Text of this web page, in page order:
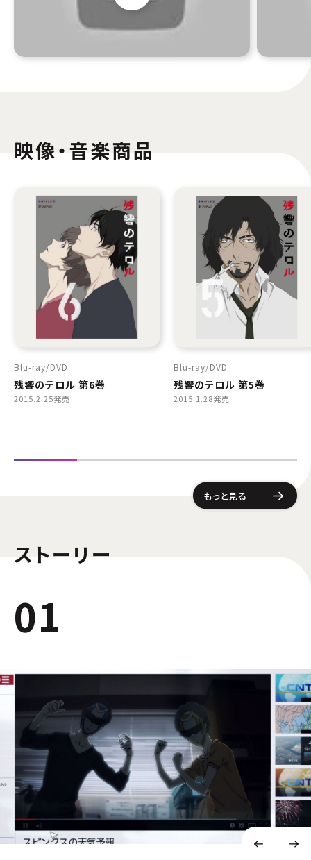
映像・音楽商品
Blu-ray DVD
残響のテロル 第6巻
2015.2.25発売
Blu-ray DVD
残響のテロル 第5巻
2015.1.28発売
もっと見る
ストーリー
01